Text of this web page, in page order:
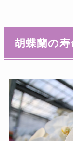
胡蝶蘭の寿